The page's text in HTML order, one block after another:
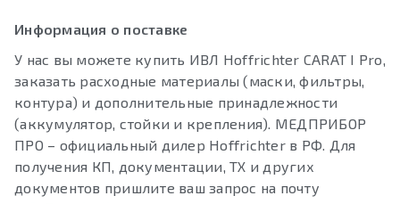
Информация о поставке
У нас вы можете купить ИВЛ Hoffrichter CARAT I Pro,
заказать расходные материалы (маски, фильтры,
контура) и дополнительные принадлежности
(аккумулятор, стойки и крепления). МЕДПРИБОР
ПРО – официальный дилер Hoffrichter в РФ. Для
получения КП, документации, ТХ и других
документов пришлите ваш запрос на почту